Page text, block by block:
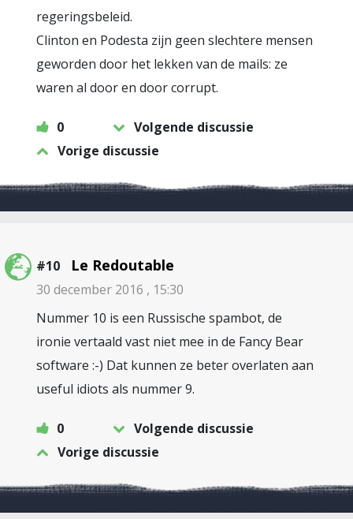
regeringsbeleid.
Clinton en Podesta zijn geen slechtere mensen
geworden door het lekken van de mails: ze
waren al door en door corrupt.
0
Volgende discussie
Vorige discussie
#10 Le Redoutable
30 december 2016 , 15:30
Nummer 10 is een Russische spambot, de
ironie vertaald vast niet mee in de Fancy Bear
software :-) Dat kunnen ze beter overlaten aan
useful idiots als nummer 9.
0
Volgende discussie
Vorige discussie